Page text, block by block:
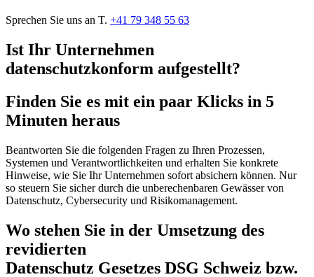
Sprechen Sie uns an T. +41 79 348 55 63
Ist Ihr Unternehmen
datenschutzkonform aufgestellt?
Finden Sie es mit ein paar Klicks in 5
Minuten heraus
Beantworten Sie die folgenden Fragen zu Ihren Prozessen,
Systemen und Verantwortlichkeiten und erhalten Sie konkrete
Hinweise, wie Sie Ihr Unternehmen sofort absichern können. Nur
so steuern Sie sicher durch die unberechenbaren Gewässer von
Datenschutz, Cybersecurity und Risikomanagement.
Wo stehen Sie in der Umsetzung des
revidierten
Datenschutz Gesetzes DSG Schweiz bzw.